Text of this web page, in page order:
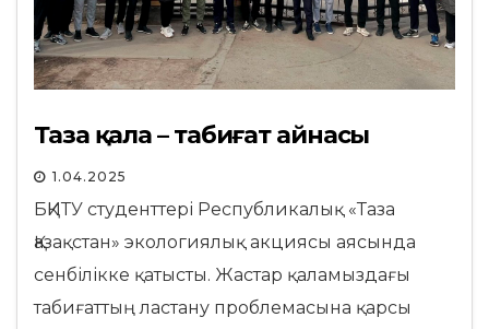
Таза қала – табиғат айнасы
1.04.2025
БҚИТУ студенттері Республикалық «Таза
Қазақстан» экологиялық акциясы аясында
сенбілікке қатысты. Жастар қаламыздағы
табиғаттың ластану проблемасына қарсы